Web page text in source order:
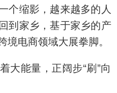
个缩影，越来越多的人
到家乡，基于家乡的产
境电商领域大展拳脚。
能量，正阔步“刷”向